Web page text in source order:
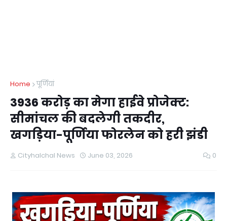
Home पूर्णियां
3936 करोड़ का मेगा हाईवे प्रोजेक्ट:
सीमांचल की बदलेगी तकदीर,
खगड़िया-पूर्णिया फोरलेन को हरी झंडी
Cityhalchal News June 03, 2026 0